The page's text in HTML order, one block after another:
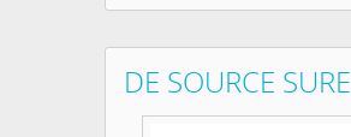
DE SOURCE SURE